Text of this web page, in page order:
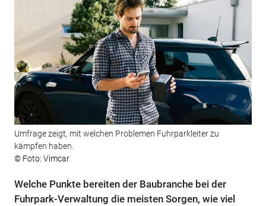
Umfrage zeigt, mit welchen Problemen Fuhrparkleiter zu
kämpfen haben.
© Foto: Vimcar
Welche Punkte bereiten der Baubranche bei der
Fuhrpark-Verwaltung die meisten Sorgen, wie viel